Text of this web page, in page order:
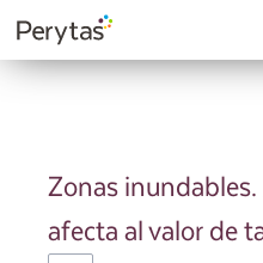
Zonas inundables.
afecta al valor de